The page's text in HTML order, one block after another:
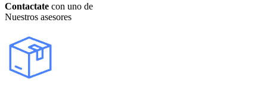
Contactate con uno de
Nuestros asesores